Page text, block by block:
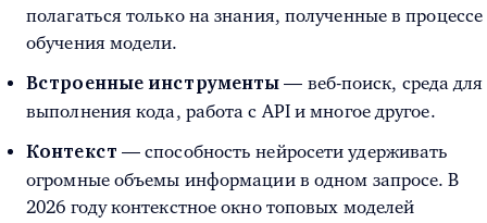
полагаться только на знания, полученные в процессе
обучения модели.
Встроенные инструменты — веб-поиск, среда для
выполнения кода, работа с API и многое другое.
Контекст — способность нейросети удерживать
огромные объемы информации в одном запросе. В
2026 году контекстное окно топовых моделей